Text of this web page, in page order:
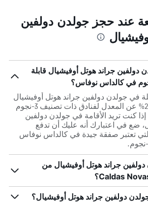
عند حجز جولدن دولفين
دولفين جراند هوتل أوفيشيال قابلة
في جولدن دولفين جراند هوتل أوفيشيال
عادة أرخص بنسبة 24% عن المعدل لفنادق ذات تصنيف 3-نجوم
كنت تريد الأقامة في جولدن دولفين
ضع في اعتبارك أنه عليك أن تدفع
والتي تعتبر صفقة جيدة في كالداس نوفاس
جراند هوتل أوفيشيال من
دولفين جراند هوتل أوفيشيال؟